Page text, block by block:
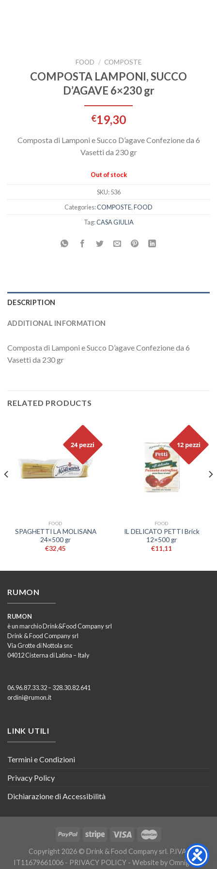
FOOD / COMPOSTE
COMPOSTA LAMPONI, SUCCO
D’AGAVE 6×230 gr
€19,30
Composta di Lamponi e Succo D’agave Confezione da 6
Vasetti da 230 gr
Out of stock
SKU:536
Categories:COMPOSTE,FOOD
Tag:CASA GIULIA
DESCRIPTION
ADDITIONAL INFORMATION
Composta di Lamponi e Succo D’agave Confezione da 6
Vasetti da 230 gr
RELATED PRODUCTS
24 pezzi
FOOD
SPAGHETTI LA MOLISANA
24×500 gr
€32,45
12 pezzi
FOOD
IL DELICATO PETTI Brick
12×500 gr
€11,11
RUMON
RUMON
è un marchio Drink&Food Company srl
Drink & Food Company srl
Via Grotte di Nottola snc
04012 Cisterna di Latina – Italy
06.96.87.33.32 – 328.30.82.641
ordini@rumon.it
LINK UTILI
Termini e Condizioni
Privacy Policy
Dichiarazione di Accessibilità
Copyright 2026 © Drink & Food Company srl. P.IVA:
IT11679661006 - PRIVACY POLICY - Website by Omnigraph